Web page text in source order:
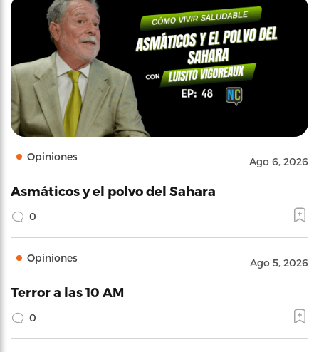
Opiniones Ago 6, 2026
Asmáticos y el polvo del Sahara
0
Opiniones Ago 5, 2026
Terror a las 10 AM
0